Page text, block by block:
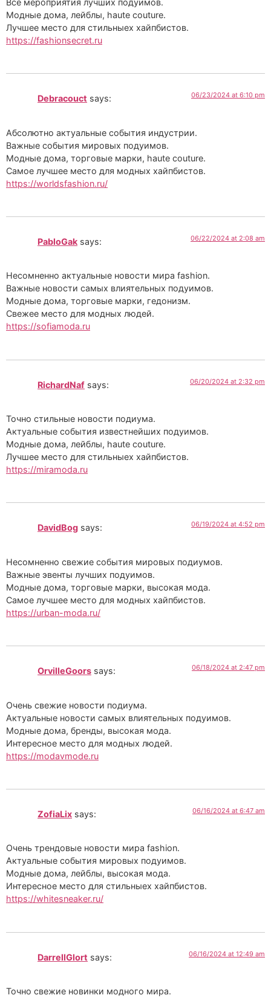
Модные дома, лейблы, haute couture.
Лучшее место для стильныех хайпбистов.
https://fashionsecret.ru
Debracouct says: 06/23/2024 at 6:10 pm
Абсолютно актуальные события индустрии.
Важные события мировых подуимов.
Модные дома, торговые марки, haute couture.
Самое лучшее место для модных хайпбистов.
https://worldsfashion.ru/
PabloGak says: 06/22/2024 at 2:08 am
Несомненно актуальные новости мира fashion.
Важные новости самых влиятельных подуимов.
Модные дома, торговые марки, гедонизм.
Свежее место для модных людей.
https://sofiamoda.ru
RichardNaf says: 06/20/2024 at 2:32 pm
Точно стильные новости подиума.
Актуальные события известнейших подуимов.
Модные дома, лейблы, haute couture.
Лучшее место для стильныех хайпбистов.
https://miramoda.ru
DavidBog says: 06/19/2024 at 4:52 pm
Несомненно свежие события мировых подиумов.
Важные эвенты лучших подуимов.
Модные дома, торговые марки, высокая мода.
Самое лучшее место для модных хайпбистов.
https://urban-moda.ru/
OrvilleGoors says: 06/18/2024 at 2:47 pm
Очень свежие новости подиума.
Актуальные новости самых влиятельных подуимов.
Модные дома, бренды, высокая мода.
Интересное место для модных людей.
https://modavmode.ru
ZofiaLix says: 06/16/2024 at 6:47 am
Очень трендовые новости мира fashion.
Актуальные события мировых подуимов.
Модные дома, лейблы, высокая мода.
Интересное место для стильныех хайпбистов.
https://whitesneaker.ru/
DarrellGlort says: 06/16/2024 at 12:49 am
Точно свежие новинки модного мира.